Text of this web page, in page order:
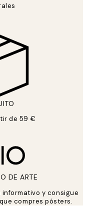
de 59 €
DE ARTE
y consigue
compres pósters.